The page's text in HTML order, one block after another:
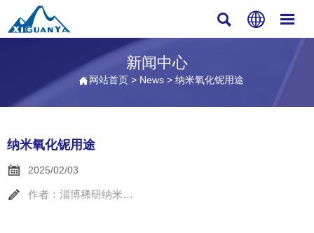
  
新闻中心
 网站首页> News> 纳米氧化铌用途
纳米氧化铌用途
 2025/02/03
 作者：淄博稀研纳米材料